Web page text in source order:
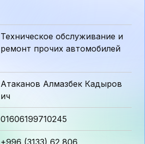
Техническое обслуживание и
ремонт прочих автомобилей
Атаканов Алмазбек Кадыров
ич
01606199710245